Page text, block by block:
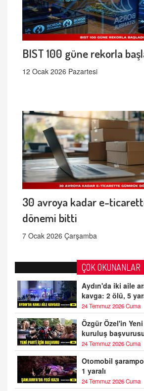
BIST 100 güne rekorla
12 Ocak 2026 Pazartesi
30 avroya kadar e-
dönemi bitti
7 Ocak 2026 Çarşamba
ÇOK OKUNANLAR
Aydın'da iki aile
kavga: 2 ölü, 5
24 Temmuz 2026 Cuma
Özgür Özel'in
kuruluş başvurusu
24 Temmuz 2026 Cuma
Otomobil
1 yaralı
24 Temmuz 2026 Cuma